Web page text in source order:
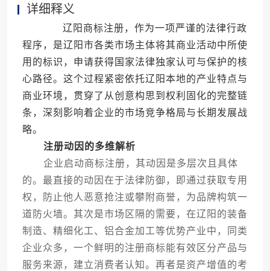
详细释义
辽阳商标注册，作为一项严谨的法律行政
程序，是辽阳市各类市场主体将其商业活动中所使
用的标识，申请获得国家法律独家认可与保护的核
心路径。这个过程紧密依托辽阳本地的产业特点与
商业环境，贯穿了从创意构思到权利固化的完整链
条，深刻影响着企业的市场竞争格局与长期发展战
略。
注册动因的多维解析
企业启动商标注册，其动因是多层次且具体
的。最直接的动因在于法律防御，即通过获取专用
权，防止他人恶意抢注或攀附商誉，为品牌构筑一
道防火墙。其次是市场区隔的需要，在辽阳的装备
制造、精细化工、铝合金加工等优势产业中，同类
企业众多，一个鲜明的注册商标能有效区分产品与
服务来源，建立消费者认知。再者是资产增值的考